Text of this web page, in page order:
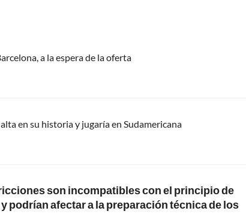
a la espera de la oferta
en su historia y jugaría en Sudamericana
son incompatibles con el principio de
afectar a la preparación técnica de los